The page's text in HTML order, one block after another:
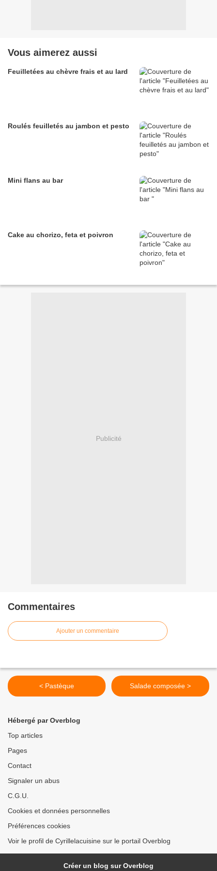
Vous aimerez aussi
Feuilletées au chèvre frais et au lard
Roulés feuilletés au jambon et pesto
Mini flans au bar
Cake au chorizo, feta et poivron
Publicité
Commentaires
Ajouter un commentaire
< Pastèque Salade composée >
Hébergé par Overblog
Top articles
Pages
Contact
Signaler un abus
C.G.U.
Cookies et données personnelles
Préférences cookies
Voir le profil de Cyrillelacuisine sur le portail Overblog
Créer un blog sur Overblog